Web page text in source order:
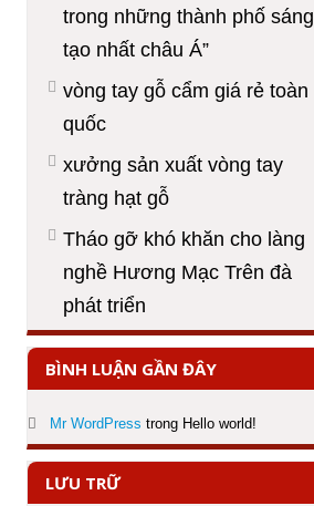
trong những thành phố sáng
tạo nhất châu Á”
vòng tay gỗ cẩm giá rẻ toàn
quốc
xưởng sản xuất vòng tay
tràng hạt gỗ
Tháo gỡ khó khăn cho làng
nghề Hương Mạc Trên đà
phát triển
BÌNH LUẬN GẦN ĐÂY
Mr WordPress trong Hello world!
LƯU TRỮ